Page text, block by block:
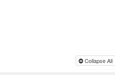
Collapse All